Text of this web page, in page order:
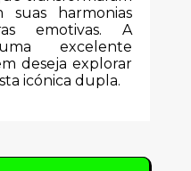
harmonias
emotivas. A
excelente
deseja explorar
icónica dupla.